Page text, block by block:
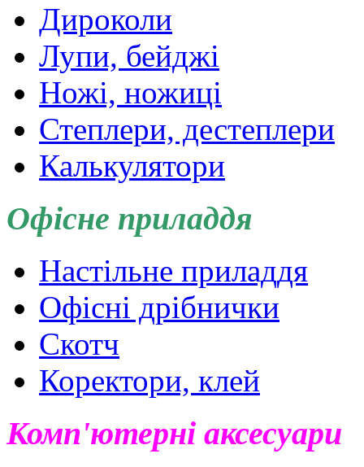
Дироколи
Лупи, бейджі
Ножі, ножиці
Степлери, дестеплери
Калькулятори
Офісне приладдя
Настільне приладдя
Офісні дрібнички
Скотч
Коректори, клей
Комп'ютерні аксесуари